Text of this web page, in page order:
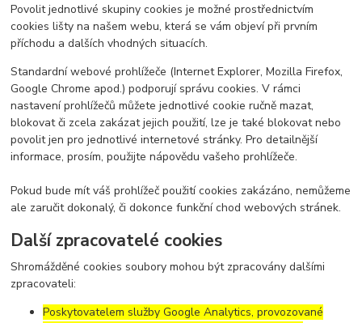
Povolit jednotlivé skupiny cookies je možné prostřednictvím
cookies lišty na našem webu, která se vám objeví při prvním
příchodu a dalších vhodných situacích.
Standardní webové prohlížeče (Internet Explorer, Mozilla Firefox,
Google Chrome apod.) podporují správu cookies. V rámci
nastavení prohlížečů můžete jednotlivé cookie ručně mazat,
blokovat či zcela zakázat jejich použití, lze je také blokovat nebo
povolit jen pro jednotlivé internetové stránky. Pro detailnější
informace, prosím, použijte nápovědu vašeho prohlížeče.
Pokud bude mít váš prohlížeč použití cookies zakázáno, nemůžeme
ale zaručit dokonalý, či dokonce funkční chod webových stránek.
Další zpracovatelé cookies
Shromážděné cookies soubory mohou být zpracovány dalšími
zpracovateli:
Poskytovatelem služby Google Analytics, provozované